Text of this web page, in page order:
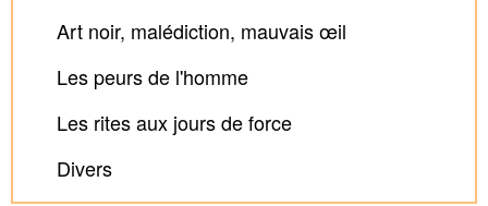
Art noir, malédiction, mauvais œil
Les peurs de l'homme
Les rites aux jours de force
Divers